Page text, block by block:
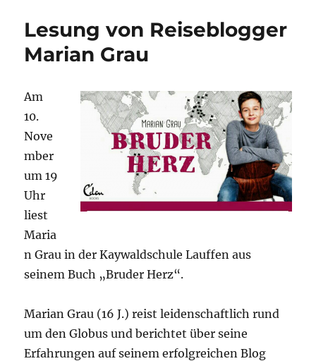
von
in
Lauffen
Lesung von Reiseblogger
Marian Grau
Am
10.
Nove
mber
um 19
Uhr
liest
Maria
n Grau in der Kaywaldschule Lauffen aus
seinem Buch „Bruder Herz“.
Marian Grau (16 J.) reist leidenschaftlich rund
um den Globus und berichtet über seine
Erfahrungen auf seinem erfolgreichen Blog